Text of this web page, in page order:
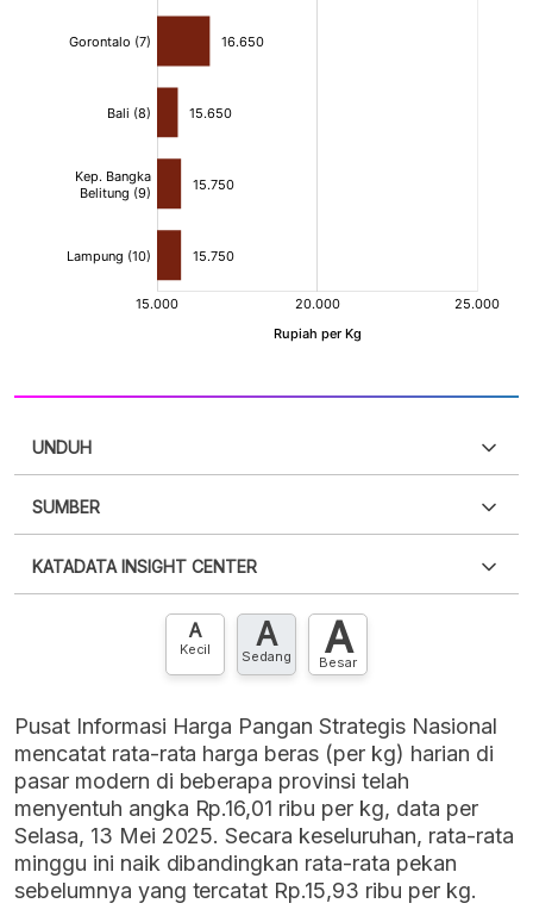
UNDUH
XLS
SUMBER
punya akun?Silakan Daftar sekarang
KATADATA INSIGHT CENTER
Hubungi sekarang »
A
Kecil A
Sedang A
Besar
Pusat Informasi Harga Pangan Strategis Nasional
mencatat rata-rata harga beras (per kg) harian di
pasar modern di beberapa provinsi telah
menyentuh angka Rp.16,01 ribu per kg, data per
Selasa, 13 Mei 2025. Secara keseluruhan, rata-rata
minggu ini naik dibandingkan rata-rata pekan
sebelumnya yang tercatat Rp.15,93 ribu per kg.